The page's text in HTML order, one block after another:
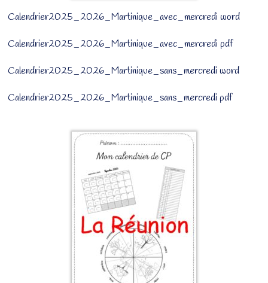
Calendrier2025_2026_Martinique_avec_mercredi word
Calendrier2025_2026_Martinique_avec_mercredi pdf
Calendrier2025_2026_Martinique_sans_mercredi word
Calendrier2025_2026_Martinique_sans_mercredi pdf